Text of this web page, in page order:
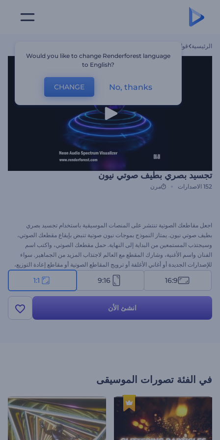
الرئيسية قوالب
تجسيد بصري بطيف صوتي نيون
152 الاصدارات مرن
اجعل مقاطعك الصوتية تنتشر على المنصات الموسيقية باستخدام تجسيد بصري
بطيف صوتي نيون. يمتاز النموذج بموجات نيون صوتية تنبض بإيقاع مقطعك الصوتي،
وسيجتذب المستمعين من البداية إلى النهاية. حمل مقطعك الصوتي، واكتب اسم
الفنان واسم الأغنية، وشارك المقطع مع العالم لاجتذاب المزيد من الجماهير. سواء
للإصدارات الجديدة أو أغاني الأغلفة أو ترويج المقاطع الصوتية أو مقاطع إعادة التوزيع،
سيكون هذا النموذج هو الحل المثالي. ابدأ الآن، واجعل إيقاعاتك تنبض بالحياة وشاهد
جمهورك يتزايد!16:9
9:16
1:1
انشئ الأن
في الفئة تصورات الموسيقى
Would you like to change Renderforest language
to English?
CHANGE No, thanks